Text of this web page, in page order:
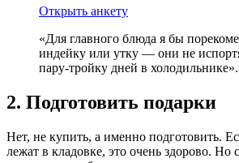
Открыть анкету
«Для главного блюда я бы
индейку или утку — они не
пару-тройку дней в холодильнике».
2. Подготовить подарки
Нет, не купить, а именно подготовить.
лежат в кладовке, это очень здорово. Но